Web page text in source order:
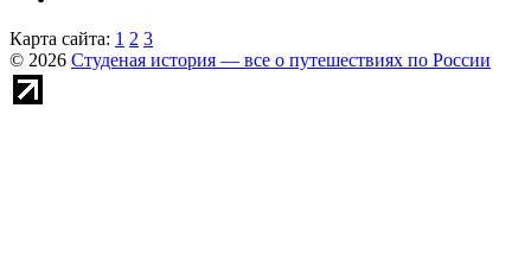
Карта сайта: 1 2 3
© 2026 Студеная история — все о путешествиях по России